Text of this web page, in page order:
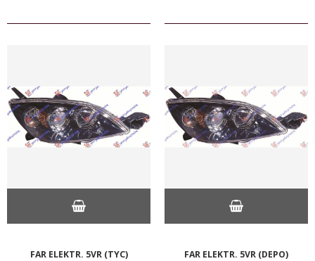
FAR ELEKTR. 5VR (TYC) FAR ELEKTR. 5VR (DEPO)